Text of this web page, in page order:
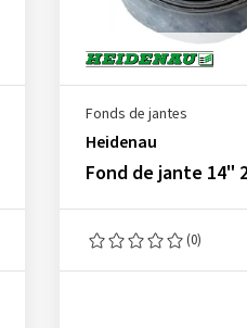
Fonds de jantes
Heidenau
Fond de jante 14"
(0)